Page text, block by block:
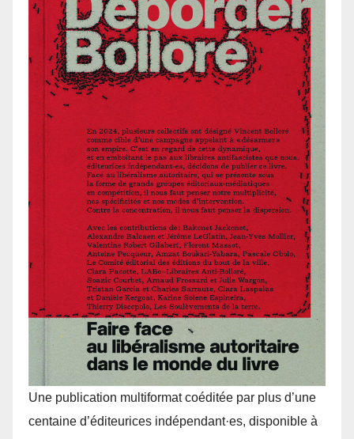
Une publication multiformat coéditée par plus d’une
centaine d’éditeurices indépendant·es, disponible à